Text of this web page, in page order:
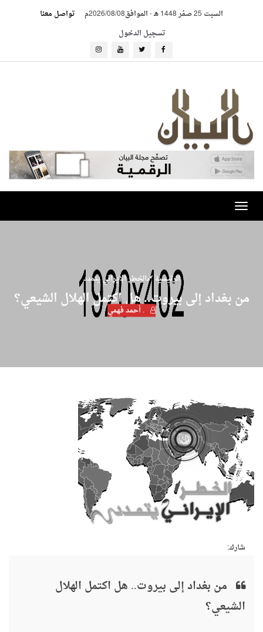
السبت 25 صفر 1448 هـ -الموافق2026/08/08م
تواصل معنا
تسجيل الدخول
Toggle
navigation
الرئيسية الخطر الإيراني يتمدد
من بغداد إلى بيروت.. هل اكتمل الهلال الشيعي؟
. أحمد فهمي
شارك:
من بغداد إلى بيروت.. هل اكتمل الهلال
الشيعي؟